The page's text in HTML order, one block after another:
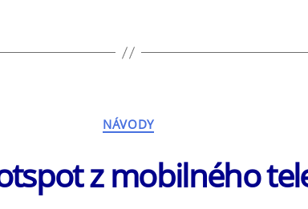
Kategórie
NÁVODY
z mobilného